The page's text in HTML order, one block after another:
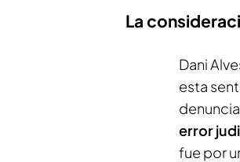
La
Dani
esta
error
fue por